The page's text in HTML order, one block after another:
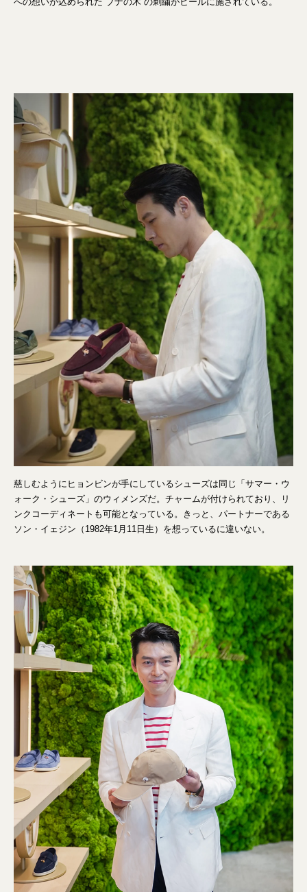
慈しむようにヒョンビンが手にしているシューズは同じ「サマー・ウ
ォーク・シューズ」のウィメンズだ。チャームが付けられており、リ
ンクコーディネートも可能となっている。きっと、パートナーである
ソン・イェジン（1982年1月11日生）を想っているに違いない。